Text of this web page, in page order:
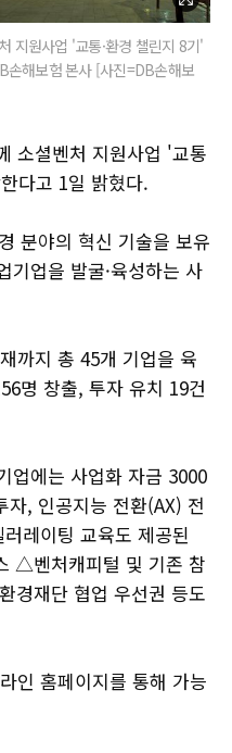
지원사업 '교통·환경 챌린지 8기'
손해보험 본사 [사진=DB손해보
소셜벤처 지원사업 '교통
다고 1일 밝혔다.
분야의 혁신 기술을 보유
기업을 발굴·육성하는 사
까지 총 45개 기업을 육
명 창출, 투자 유치 19건
업에는 사업화 자금 3000
자, 인공지능 전환(AX) 전
레이팅 교육도 제공된
△벤처캐피털 및 기존 참
경재단 협업 우선권 등도
인 홈페이지를 통해 가능